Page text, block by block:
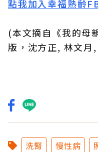
點我加入幸福熟齡
(本文摘自《我的母
版，沈方正, 林文月
洗腎 慢性病